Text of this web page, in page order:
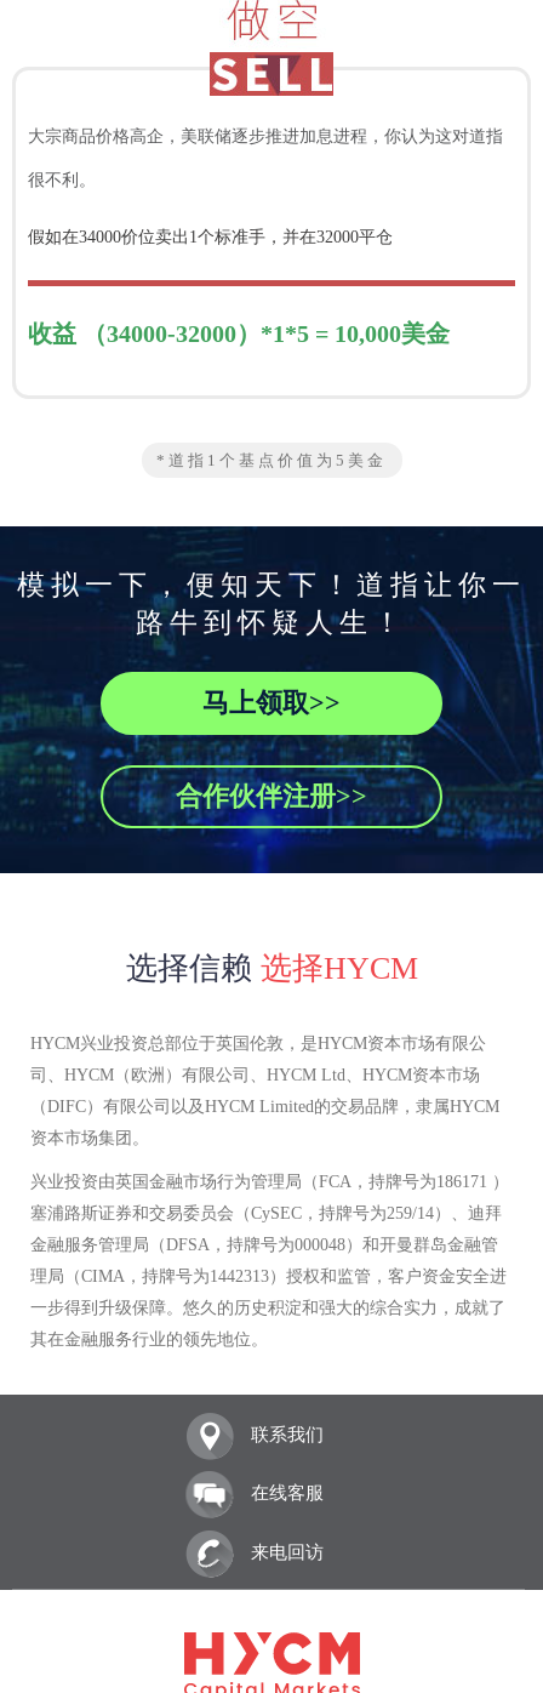
大宗商品价格高企，美联储逐步推进加息进程，你认为这对道指
很不利。
假如在34000价位卖出1个标准手，并在32000平仓
收益 （34000-32000）*1*5 = 10,000美金
*道指1个基点价值为5美金
模拟一下，便知天下！道指让你一
路牛到怀疑人生！
马上领取>>
合作伙伴注册>>
选择信赖 选择HYCM
HYCM兴业投资总部位于英国伦敦，是HYCM资本市场有限公
司、HYCM（欧洲）有限公司、HYCM Ltd、HYCM资本市场
（DIFC）有限公司以及HYCM Limited的交易品牌，隶属HYCM
资本市场集团。
兴业投资由英国金融市场行为管理局（FCA，持牌号为186171 ）
塞浦路斯证券和交易委员会（CySEC，持牌号为259/14）、迪拜
金融服务管理局（DFSA，持牌号为000048）和开曼群岛金融管
理局（CIMA，持牌号为1442313）授权和监管，客户资金安全进
一步得到升级保障。悠久的历史积淀和强大的综合实力，成就了
其在金融服务行业的领先地位。
联系我们
在线客服
来电回访